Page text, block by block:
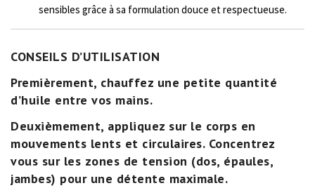
sensibles grâce à sa formulation douce et respectueuse.
CONSEILS D’UTILISATION
Premièrement, chauffez une petite quantité
d’huile entre vos mains.
Deuxièmement, appliquez sur le corps en
mouvements lents et circulaires. Concentrez
vous sur les zones de tension (dos, épaules,
jambes) pour une détente maximale.